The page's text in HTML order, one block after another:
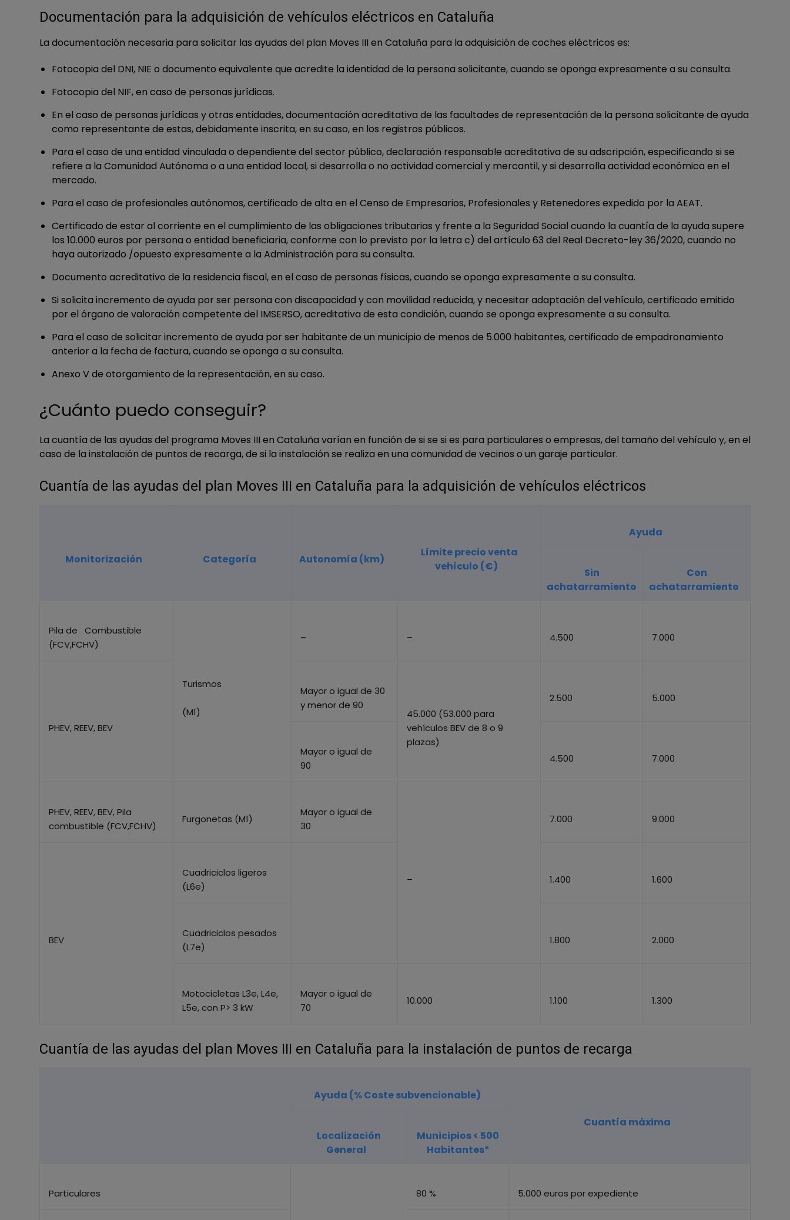
Documentación para la adquisición de vehículos eléctricos en Cataluña
La documentación necesaria para solicitar las ayudas del plan Moves III en Cataluña para la adquisición de coches eléctricos es:
Fotocopia del DNI, NIE o documento equivalente que acredite la identidad de la persona solicitante, cuando se oponga expresamente a su consulta.
Fotocopia del NIF, en caso de personas jurídicas.
En el caso de personas jurídicas y otras entidades, documentación acreditativa de las facultades de representación de la persona solicitante de ayuda
como representante de estas, debidamente inscrita, en su caso, en los registros públicos.
Para el caso de una entidad vinculada o dependiente del sector público, declaración responsable acreditativa de su adscripción, especificando si se
refiere a la Comunidad Autónoma o a una entidad local, si desarrolla o no actividad comercial y mercantil, y si desarrolla actividad económica en el
mercado.
Para el caso de profesionales autónomos, certificado de alta en el Censo de Empresarios, Profesionales y Retenedores expedido por la AEAT.
Certificado de estar al corriente en el cumplimiento de las obligaciones tributarias y frente a la Seguridad Social cuando la cuantía de la ayuda supere
los 10.000 euros por persona o entidad beneficiaria, conforme con lo previsto por la letra c) del artículo 63 del Real Decreto-ley 36/2020, cuando no
haya autorizado /opuesto expresamente a la Administración para su consulta.
Documento acreditativo de la residencia fiscal, en el caso de personas físicas, cuando se oponga expresamente a su consulta.
Si solicita incremento de ayuda por ser persona con discapacidad y con movilidad reducida, y necesitar adaptación del vehículo, certificado emitido
por el órgano de valoración competente del IMSERSO, acreditativa de esta condición, cuando se oponga expresamente a su consulta.
Para el caso de solicitar incremento de ayuda por ser habitante de un municipio de menos de 5.000 habitantes, certificado de empadronamiento
anterior a la fecha de factura, cuando se oponga a su consulta.
Anexo V de otorgamiento de la representación, en su caso.
¿Cuánto puedo conseguir?
La cuantía de las ayudas del programa Moves III en Cataluña varían en función de si se si es para particulares o empresas, del tamaño del vehículo y, en el
caso de la instalación de puntos de recarga, de si la instalación se realiza en una comunidad de vecinos o un garaje particular.
Cuantía de las ayudas del plan Moves III en Cataluña para la adquisición de vehículos eléctricos
Monitorización Categoría Autonomía (km)
Límite precio venta
vehículo (€)
Ayuda
Sin
achatarramiento
Con
achatarramiento
Pila de Combustible
(FCV,FCHV)
Turismos
(M1)
– – 4.500 7.000
PHEV, REEV, BEV
Mayor o igual de 30
y menor de 90
45.000 (53.000 para
vehículos BEV de 8 o 9
plazas)
2.500 5.000
Mayor o igual de
90
4.500 7.000
PHEV, REEV, BEV, Pila
combustible (FCV,FCHV)
Furgonetas (M1)
Mayor o igual de
30
–
7.000 9.000
BEV
Cuadriciclos ligeros
(L6e)
1.400 1.600
Cuadriciclos pesados
(L7e)
1.800 2.000
Motocicletas L3e, L4e,
L5e, con P> 3 kW
Mayor o igual de
70
10.000 1.100 1.300
Cuantía de las ayudas del plan Moves III en Cataluña para la instalación de puntos de recarga
Ayuda (% Coste subvencionable)
Cuantía máxima
Localización
General
Municipios < 500
Habitantes*
Particulares 80 % 5.000 euros por expediente